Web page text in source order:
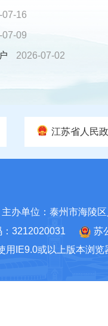
07-16
07-09
2026-07-02
江苏省人民
主办单位：泰州市海陵
：3212020031
苏
用IE9.0或以上版本浏览